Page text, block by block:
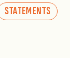
STATEMENTS